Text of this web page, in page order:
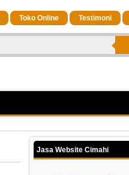
Toko Online Testimoni
Jasa Website Cimahi